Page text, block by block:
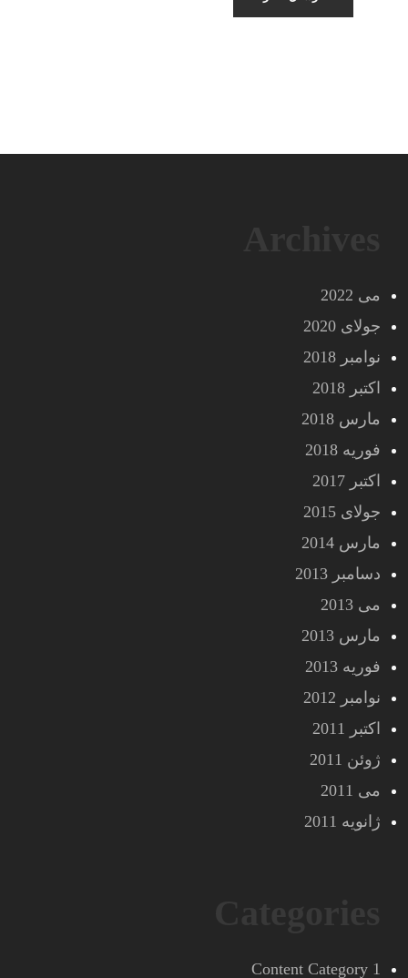
می 2022
جولای 2020
نوامبر 2018
اکتبر 2018
مارس 2018
فوریه 2018
اکتبر 2017
جولای 2015
مارس 2014
دسامبر 2013
می 2013
مارس 2013
فوریه 2013
نوامبر 2012
اکتبر 2011
ژوئن 2011
می 2011
ژانویه 2011
Content Category 1